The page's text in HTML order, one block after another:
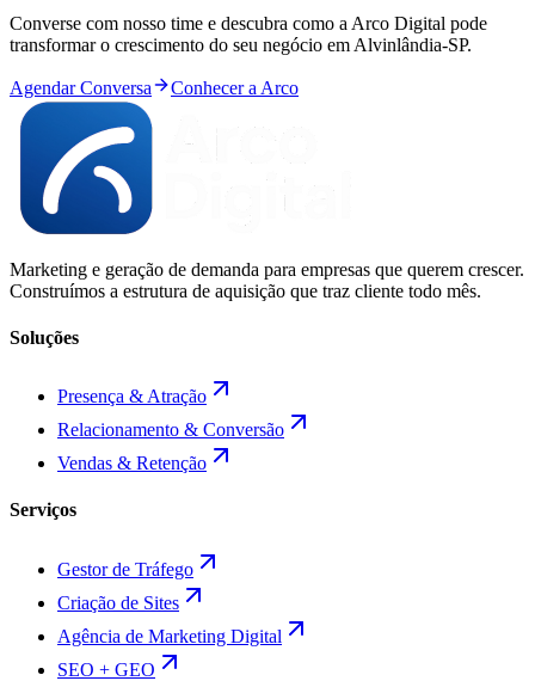
Converse com nosso time e descubra como a Arco Digital pode
transformar o crescimento do seu negócio em Alvinlândia-SP.
Agendar Conversa Conhecer a Arco
Marketing e geração de demanda para empresas que querem crescer.
Construímos a estrutura de aquisição que traz cliente todo mês.
Soluções
Presença & Atração
Relacionamento & Conversão
Vendas & Retenção
Serviços
Gestor de Tráfego
Criação de Sites
Agência de Marketing Digital
SEO + GEO